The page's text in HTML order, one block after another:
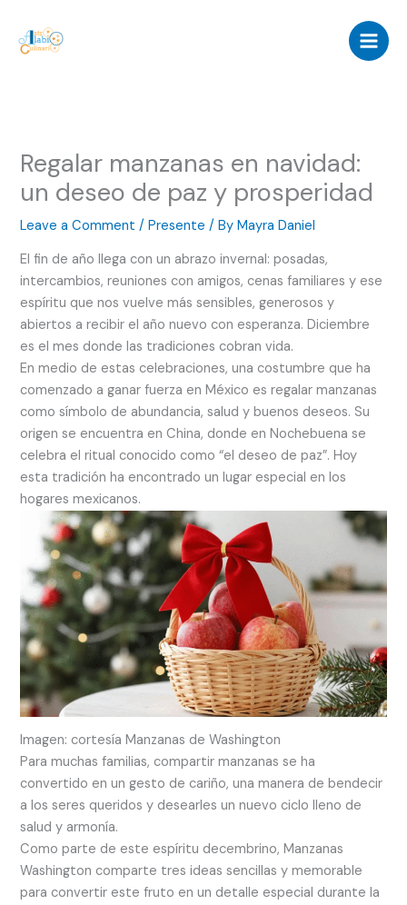
content
Regalar manzanas en navidad:
un deseo de paz y prosperidad
Leave a Comment /Presente / ByMayra Daniel
El fin de año llega con un abrazo invernal: posadas,
intercambios, reuniones con amigos, cenas familiares y ese
espíritu que nos vuelve más sensibles, generosos y
abiertos a recibir el año nuevo con esperanza. Diciembre
es el mes donde las tradiciones cobran vida.
En medio de estas celebraciones, una costumbre que ha
comenzado a ganar fuerza en México es regalar manzanas
como símbolo de abundancia, salud y buenos deseos. Su
origen se encuentra en China, donde en Nochebuena se
celebra el ritual conocido como “el deseo de paz”. Hoy
esta tradición ha encontrado un lugar especial en los
hogares mexicanos.
Imagen: cortesía Manzanas de Washington
Para muchas familias, compartir manzanas se ha
convertido en un gesto de cariño, una manera de bendecir
a los seres queridos y desearles un nuevo ciclo lleno de
salud y armonía.
Como parte de este espíritu decembrino, Manzanas
Washington comparte tres ideas sencillas y memorable
para convertir este fruto en un detalle especial durante la